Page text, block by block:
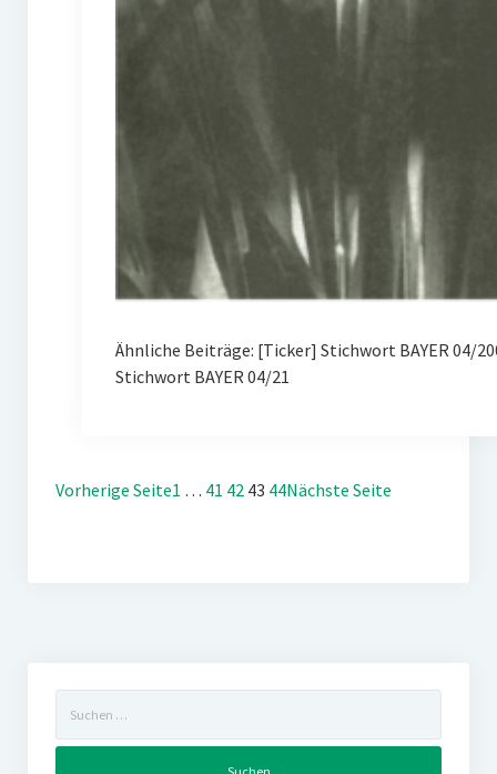
Ähnliche Beiträge: [Ticker] Stichwort BAYER 04/
Stichwort BAYER 04/21
Vorherige Seite1 … 41 42 43 44Nächste Seite
nach: